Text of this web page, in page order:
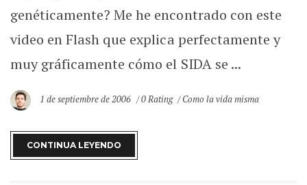
genéticamente? Me he encontrado con este
video en Flash que explica perfectamente y
muy gráficamente cómo el SIDA se ...
1 de septiembre de 2006 0 Rating Como la vida misma
CONTINUA LEYENDO